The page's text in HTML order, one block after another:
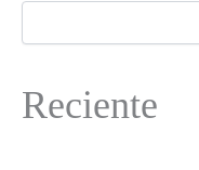
Reciente